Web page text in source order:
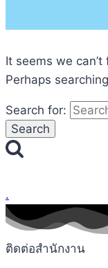
It seems we
Perhaps
Search for:
.
ติดต่อสำนักงาน